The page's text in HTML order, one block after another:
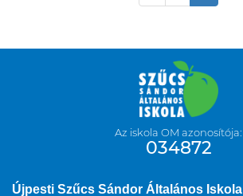
Az iskola OM azonosítója:
034872
Újpesti Szűcs Sándor Általános Iskola